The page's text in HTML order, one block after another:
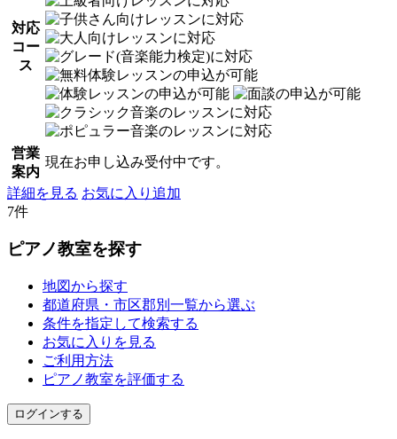
対応
コー
ス
営業
案内
現在お申し込み受付中です。
詳細を見る お気に入り追加
7件
ピアノ教室を探す
地図から探す
都道府県・市区郡別一覧から選ぶ
条件を指定して検索する
お気に入りを見る
ご利用方法
ピアノ教室を評価する
ログインする